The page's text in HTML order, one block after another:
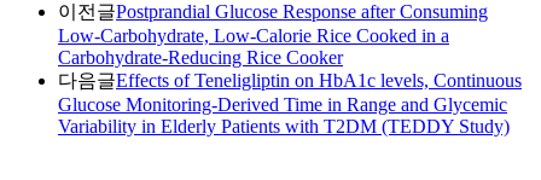
이전글Postprandial Glucose Response after Consuming
Low-Carbohydrate, Low-Calorie Rice Cooked in a
Carbohydrate-Reducing Rice Cooker
다음글Effects of Teneligliptin on HbA1c levels, Continuous
Glucose Monitoring-Derived Time in Range and Glycemic
Variability in Elderly Patients with T2DM (TEDDY Study)